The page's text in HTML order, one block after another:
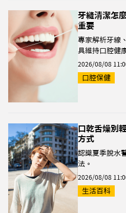
牙縫清潔怎
重要
專家解析牙線
具維持口腔健
2026/08/08
口腔保健
口乾舌燥別
方式
認識夏季脫水
法。
2026/08/08
生活百科